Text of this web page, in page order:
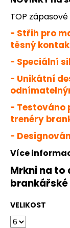
TOP
- Střih pro
těsný
- Speciální
- Unikátní
- Testováno
trenéry
-
Více
Mrkni na to
VELIKOST
u
j
e
m
e
JFAM
SHOW
BLACK
1
Kč